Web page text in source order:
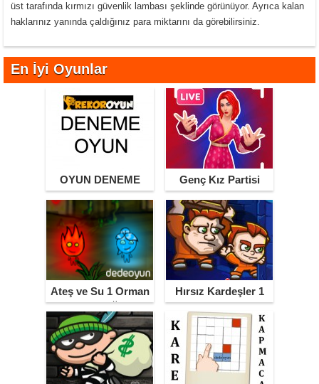
üst tarafında kırmızı güvenlik lambası şeklinde görünüyor. Ayrıca kalan
haklarınız yanında çaldığınız para miktarını da görebilirsiniz.
En İyi Oyunlar
OYUN DENEME Genç Kız Partisi
Ateş ve Su 1 Orman
Tapınağı
Hırsız Kardeşler 1